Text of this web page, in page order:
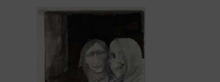
à-
1975-
Musée-
Tomi-
Ungerer-–-